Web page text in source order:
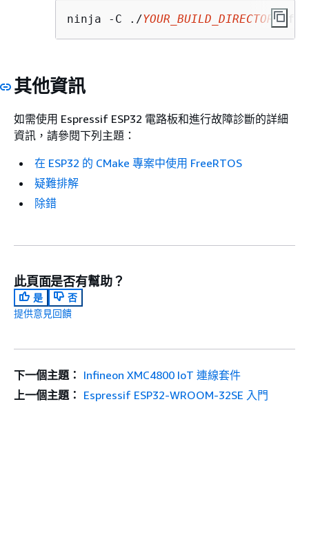
ninja -C ./YOUR_BUILD_DIRECTORY
其他資訊
如需使用 Espressif ESP32 電路板和進行故障診斷的詳細
資訊，請參閱下列主題：
在 ESP32 的 CMake 專案中使用 FreeRTOS
疑難排解
除錯
此頁面是否有幫助？
是
否
提供意見回饋
下一個主題： Infineon XMC4800 IoT 連線套件
上一個主題： Espressif ESP32-WROOM-32SE 入門